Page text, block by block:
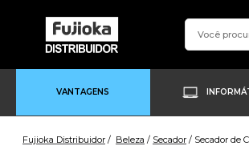
VANTAGENS
Fujioka Distribuidor Beleza Secador Secador de